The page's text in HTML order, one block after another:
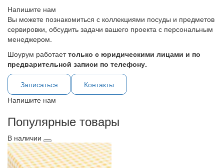
Напишите нам
Вы можете познакомиться с коллекциями посуды и предметов
сервировки, обсудить задачи вашего проекта с персональным
менеджером.
Шоурум работаеттолько с юридическими лицами и по
предварительной записи по телефону.
Записаться
Контакты
Напишите нам
Популярные товары
В наличии